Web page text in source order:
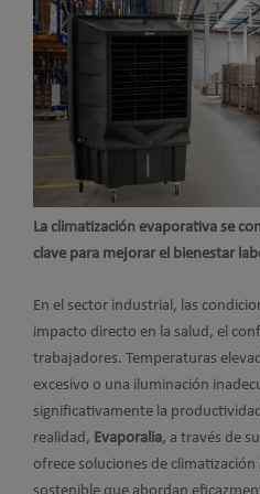
La climatización evaporativa se
clave para mejorar el bienestar
En el sector industrial, las
impacto directo en la salud, el
trabajadores. Temperaturas
excesivo o una iluminación
significativamente la
realidad, Evaporalia, a través de
ofrece soluciones de